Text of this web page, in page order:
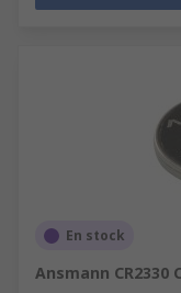
En stock
Ansmann CR2330